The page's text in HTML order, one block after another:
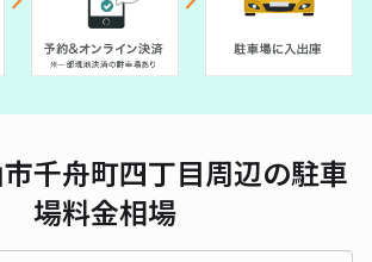
千舟町四丁目周辺の駐車
場料金相場